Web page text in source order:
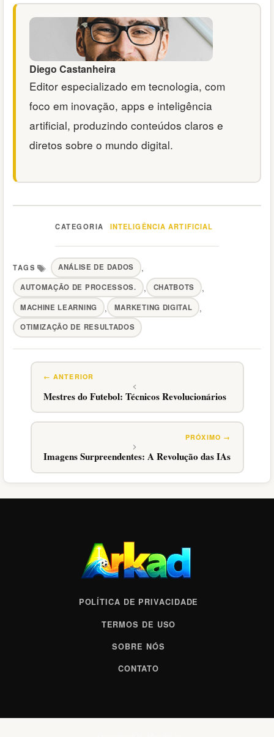
Diego Castanheira
Editor especializado em tecnologia, com
foco em inovação, apps e inteligência
artificial, produzindo conteúdos claros e
diretos sobre o mundo digital.
Categorias INTELIGÊNCIA ARTIFICIAL
Tags
ANÁLISE DE DADOS ,
AUTOMAÇÃO DE PROCESSOS. , CHATBOTS ,
MACHINE LEARNING , MARKETING DIGITAL ,
OTIMIZAÇÃO DE RESULTADOS
Mestres do Futebol: Técnicos Revolucionários
Imagens Surpreendentes: A Revolução das IAs
POLÍTICA DE PRIVACIDADE
TERMOS DE USO
SOBRE NÓS
CONTATO